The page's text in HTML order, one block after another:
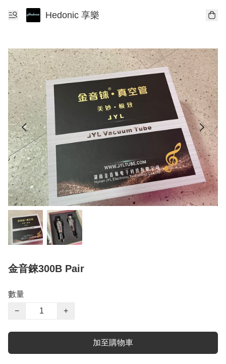
Hedonic 享樂
金音錸300B Pair
數量
−
+
加至購物車